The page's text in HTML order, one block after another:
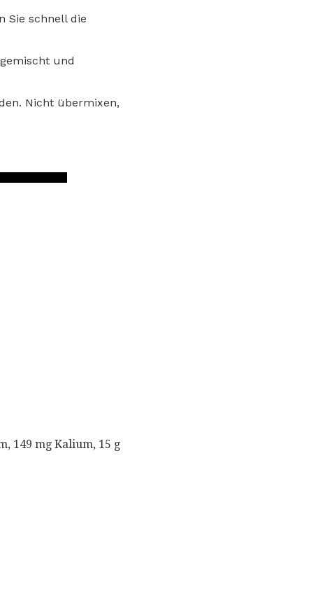
Sie schnell die
und
Nicht übermixen,
149 mg Kalium, 15 g